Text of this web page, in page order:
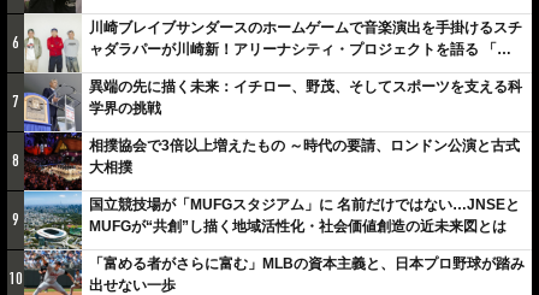
6
川崎ブレイブサンダースのホームゲームで音楽演出を手掛けるスチ
ャダラパーが川崎新！アリーナシティ・プロジェクトを語る 「楽
しみでしかないでしょ。川崎は、ずっと成長曲線だから」
7
異端の先に描く未来：イチロー、野茂、そしてスポーツを支える科
学界の挑戦
8
相撲協会で3倍以上増えたもの ～時代の要請、ロンドン公演と古式
大相撲
9
国立競技場が「MUFGスタジアム」に 名前だけではない…JNSEと
MUFGが“共創”し描く地域活性化・社会価値創造の近未来図とは
10
「富める者がさらに富む」MLBの資本主義と、日本プロ野球が踏み
出せない一歩